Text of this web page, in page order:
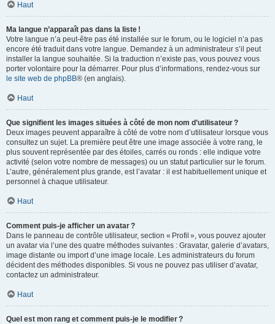
Haut
Ma langue n’apparaît pas dans la liste !
Votre langue n’a peut-être pas été installée sur le forum, ou le logiciel n’a pas
encore été traduit dans votre langue. Demandez à un administrateur s’il peut
installer la langue souhaitée. Si la traduction n’existe pas, vous pouvez vous
porter volontaire pour la démarrer. Pour plus d’informations, rendez-vous sur
le site web de phpBB® (en anglais).
Haut
Que signifient les images situées à côté de mon nom d’utilisateur ?
Deux images peuvent apparaître à côté de votre nom d’utilisateur lorsque vous
consultez un sujet. La première peut être une image associée à votre rang, le
plus souvent représentée par des étoiles, carrés ou ronds : elle indique votre
activité (selon votre nombre de messages) ou un statut particulier sur le forum.
L’autre, généralement plus grande, est l’avatar : il est habituellement unique et
personnel à chaque utilisateur.
Haut
Comment puis-je afficher un avatar ?
Dans le panneau de contrôle utilisateur, section « Profil », vous pouvez ajouter
un avatar via l’une des quatre méthodes suivantes : Gravatar, galerie d’avatars,
image distante ou import d’une image locale. Les administrateurs du forum
décident des méthodes disponibles. Si vous ne pouvez pas utiliser d’avatar,
contactez un administrateur.
Haut
Quel est mon rang et comment puis-je le modifier ?